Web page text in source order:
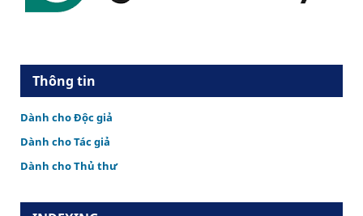
Thông tin
Dành cho Độc giả
Dành cho Tác giả
Dành cho Thủ thư